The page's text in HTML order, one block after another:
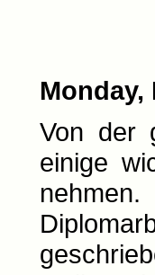
Monday,
Von der
einige